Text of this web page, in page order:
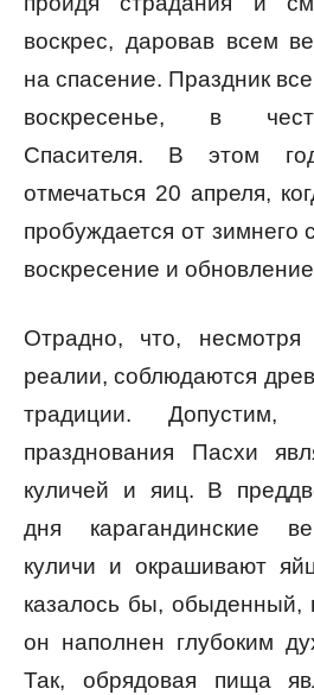
воскрес, даровав всем
на спасение. Праздник
воскресенье, в
Спасителя. В этом
отмечаться 20 апреля,
пробуждается от зимнего
воскресение и
Отрадно, что,
реалии, соблюдаются
традиции. Допустим,
празднования Пасхи
куличей и яиц. В
дня карагандинские
куличи и окрашивают
казалось бы,
он наполнен глубоким
Так, обрядовая пища